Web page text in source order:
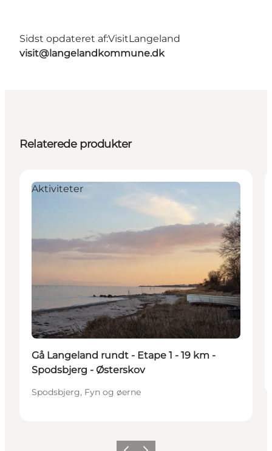
Sidst opdateret af:VisitLangeland
visit@langelandkommune.dk
Relaterede produkter
Aktiviteter
Gå Langeland rundt - Etape 1 - 19 km -
Spodsbjerg - Østerskov
Spodsbjerg, Fyn og øerne